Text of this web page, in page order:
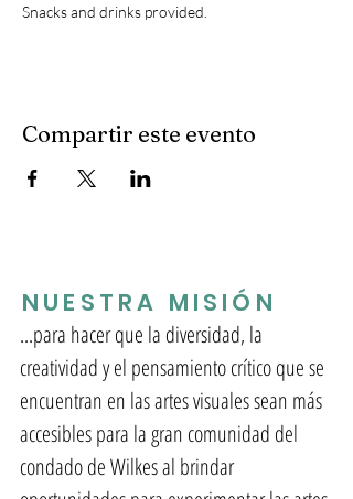
Snacks and drinks provided.
Compartir este evento
NUESTRA MISIÓN
...para hacer que la diversidad, la
creatividad y el pensamiento crítico que se
encuentran en las artes visuales sean más
accesibles para la gran comunidad del
condado de Wilkes al brindar